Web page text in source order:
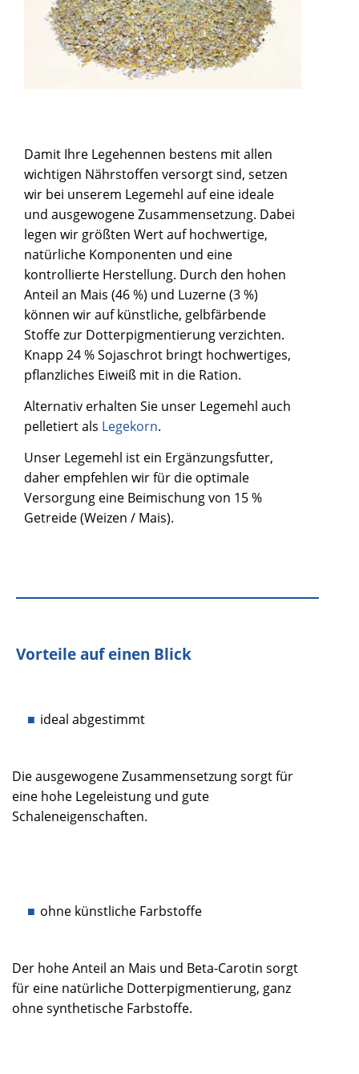
Damit Ihre Legehennen bestens mit allen
wichtigen Nährstoffen versorgt sind, setzen
wir bei unserem Legemehl auf eine ideale
und ausgewogene Zusammensetzung. Dabei
legen wir größten Wert auf hochwertige,
natürliche Komponenten und eine
kontrollierte Herstellung. Durch den hohen
Anteil an Mais (46 %) und Luzerne (3 %)
können wir auf künstliche, gelbfärbende
Stoffe zur Dotterpigmentierung verzichten.
Knapp 24 % Sojaschrot bringt hochwertiges,
pflanzliches Eiweiß mit in die Ration.
Alternativ erhalten Sie unser Legemehl auch
pelletiert als Legekorn.
Unser Legemehl ist ein Ergänzungsfutter,
daher empfehlen wir für die optimale
Versorgung eine Beimischung von 15 %
Getreide (Weizen / Mais).
Vorteile auf einen Blick
ideal abgestimmt
Die ausgewogene Zusammensetzung sorgt für
eine hohe Legeleistung und gute
Schaleneigenschaften.
ohne künstliche Farbstoffe
Der hohe Anteil an Mais und Beta-Carotin sorgt
für eine natürliche Dotterpigmentierung, ganz
ohne synthetische Farbstoffe.